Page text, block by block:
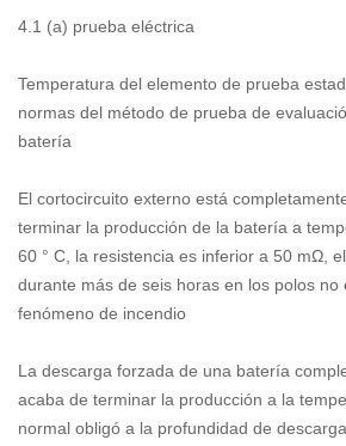
4.1 (a) prueba eléctrica
Temperatura del elemento de prueba
normas del método de prueba de
batería
El cortocircuito externo está
terminar la producción de la batería a
60 ° C, la resistencia es inferior a 50 mΩ,
durante más de seis horas en los polos no
fenómeno de incendio
La descarga forzada de una batería
acaba de terminar la producción a la
normal obligó a la profundidad de